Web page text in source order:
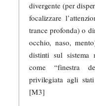
divergente (per
focalizzare
trance profonda) o
occhio, naso,
distinti sul sistema
come “finestra
privilegiata agli
[M3]